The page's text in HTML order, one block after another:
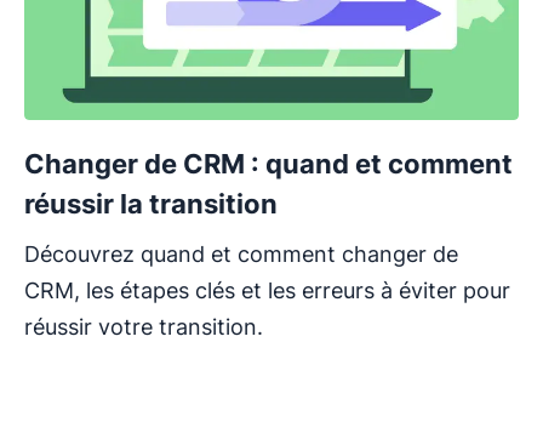
Changer de CRM : quand et comment
réussir la transition
Découvrez quand et comment changer de
CRM, les étapes clés et les erreurs à éviter pour
réussir votre transition.